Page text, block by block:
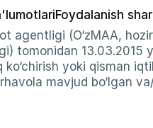
Foydalanish
agentligi (O‘zMAA,
tomonidan
yoki qisman
mavjud bo‘lgan